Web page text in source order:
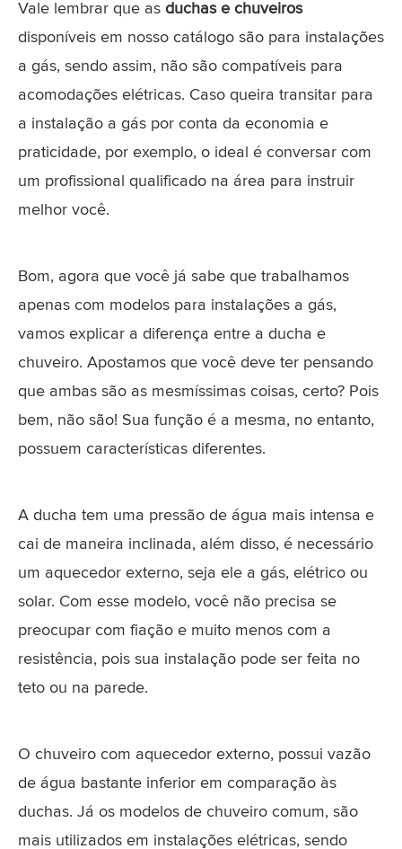
Vale lembrar que as duchas e chuveiros
disponíveis em nosso catálogo são para instalações
a gás, sendo assim, não são compatíveis para
acomodações elétricas. Caso queira transitar para
a instalação a gás por conta da economia e
praticidade, por exemplo, o ideal é conversar com
um profissional qualificado na área para instruir
melhor você.
Bom, agora que você já sabe que trabalhamos
apenas com modelos para instalações a gás,
vamos explicar a diferença entre a ducha e
chuveiro. Apostamos que você deve ter pensando
que ambas são as mesmíssimas coisas, certo? Pois
bem, não são! Sua função é a mesma, no entanto,
possuem características diferentes.
A ducha tem uma pressão de água mais intensa e
cai de maneira inclinada, além disso, é necessário
um aquecedor externo, seja ele a gás, elétrico ou
solar. Com esse modelo, você não precisa se
preocupar com fiação e muito menos com a
resistência, pois sua instalação pode ser feita no
teto ou na parede.
O chuveiro com aquecedor externo, possui vazão
de água bastante inferior em comparação às
duchas. Já os modelos de chuveiro comum, são
mais utilizados em instalações elétricas, sendo